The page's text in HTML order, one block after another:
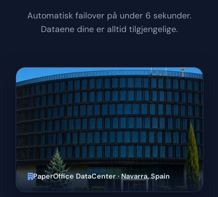
Automatisk failover på under 6 sekunder.
Dataene dine er alltid tilgjengelige.
PaperOffice DataCenter · Navarra, Spain